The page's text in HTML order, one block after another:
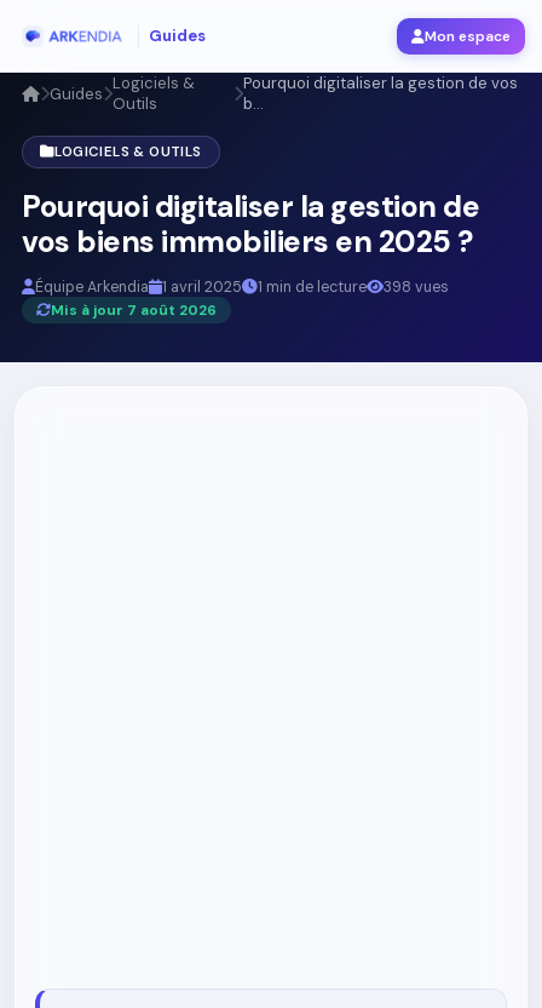
Guides Mon espace
Guides Logiciels &
Outils
Pourquoi digitaliser la gestion de vos
b...
LOGICIELS & OUTILS
Pourquoi digitaliser la gestion de
vos biens immobiliers en 2025 ?
Équipe Arkendia 1 avril 2025 1 min de lecture
398 vues
Mis à jour 7 août 2026